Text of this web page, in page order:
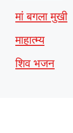
मां बगला मुखी
माहात्म्य
शिव भजन